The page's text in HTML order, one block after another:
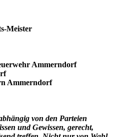
Meister
Ammerndorf
Ammerndorf
von den Parteien
und Gewissen, gerecht,